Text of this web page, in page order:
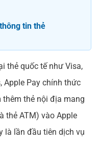
tin thẻ
thẻ quốc tế như Visa,
Apple Pay chính thức
thẻ nội địa mang
thẻ ATM) vào Apple
là lần đầu tiên dịch vụ